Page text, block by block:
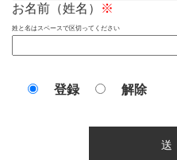
お名前（姓名） ※
姓と名はスペースで区切ってください
登録 解除